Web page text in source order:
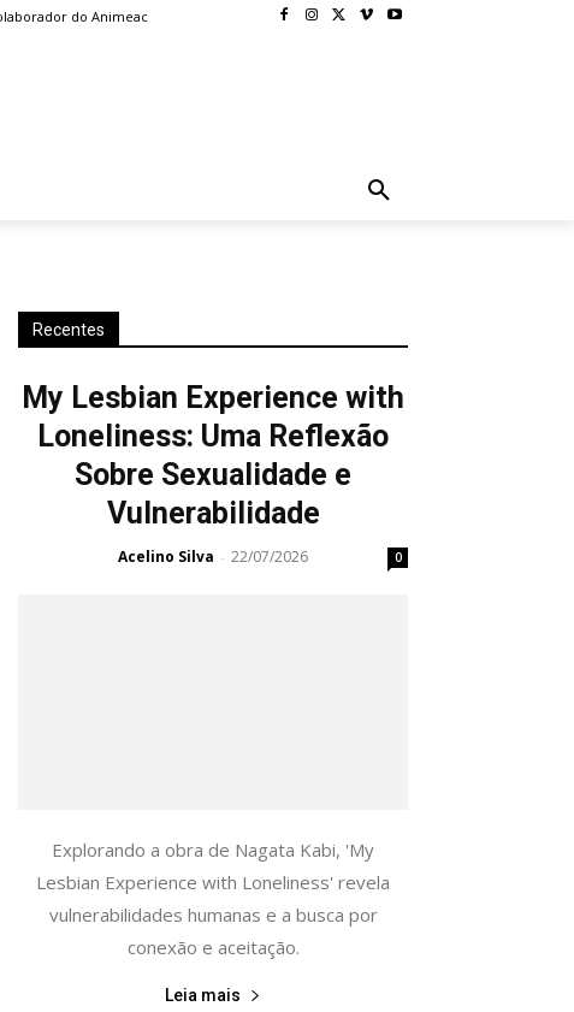
do Animeac
Recentes
My Lesbian Experience with
Loneliness: Uma Reflexão
Sobre Sexualidade e
Vulnerabilidade
Acelino Silva - 22/07/2026 0
Explorando a obra de Nagata Kabi, 'My
Lesbian Experience with Loneliness' revela
vulnerabilidades humanas e a busca por
conexão e aceitação.
Leia mais